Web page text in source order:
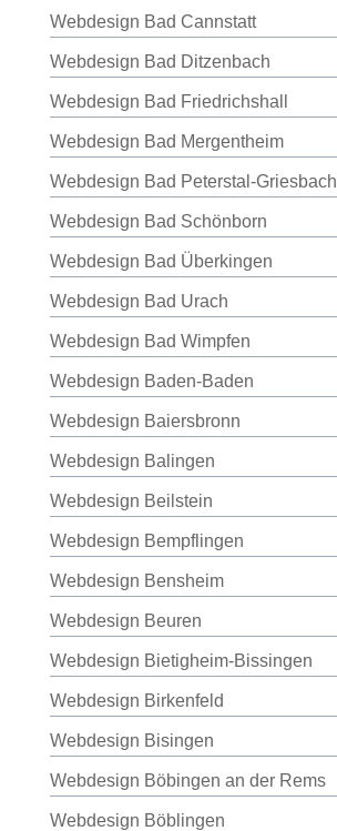
Webdesign Bad Cannstatt
Webdesign Bad Ditzenbach
Webdesign Bad Friedrichshall
Webdesign Bad Mergentheim
Webdesign Bad Peterstal-Griesbach
Webdesign Bad Schönborn
Webdesign Bad Überkingen
Webdesign Bad Urach
Webdesign Bad Wimpfen
Webdesign Baden-Baden
Webdesign Baiersbronn
Webdesign Balingen
Webdesign Beilstein
Webdesign Bempflingen
Webdesign Bensheim
Webdesign Beuren
Webdesign Bietigheim-Bissingen
Webdesign Birkenfeld
Webdesign Bisingen
Webdesign Böbingen an der Rems
Webdesign Böblingen